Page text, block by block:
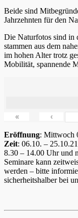
Beide sind
Jahrzehnten für den
Die Naturfotos sind in
stammen aus dem
im hohen Alter trotz
Mobilität, spannende
« ‹
Eröffnung: Mittwoch
Zeit: 06.10. –
8.30 – 14.00 Uhr und
Seminare kann
werden – bitte
sicherheitshalber bei